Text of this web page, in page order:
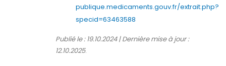
publique.medicaments.gouv.fr/extrait.php?
specid=63463588
Publié le : 19.10.2024 | Dernière mise à jour :
12.10.2025.